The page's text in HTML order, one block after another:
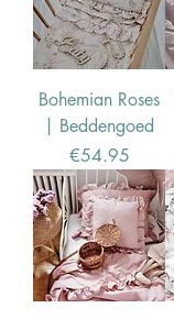
Bohemian Roses
| Beddengoed
Price
€54.95